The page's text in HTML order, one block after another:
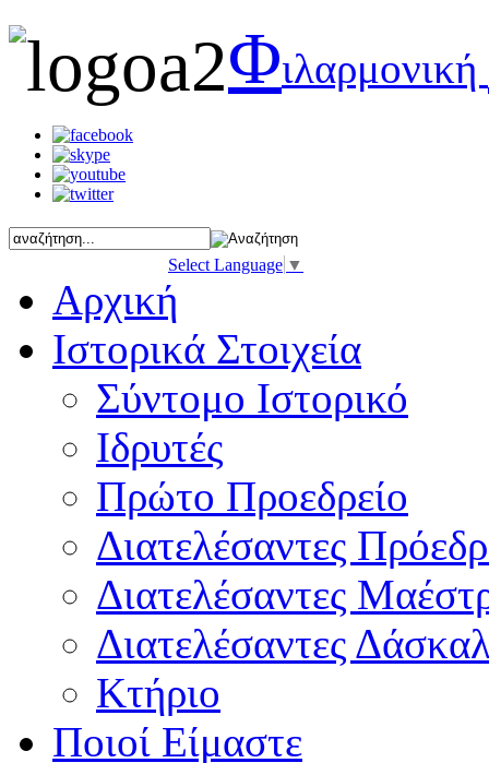
Φιλαρμονική
Select Language ▼
Αρχική
Ιστορικά Στοιχεία
Σύντομο Ιστορικό
Ιδρυτές
Πρώτο Προεδρείο
Διατελέσαντες
Διατελέσαντες
Διατελέσαντες
Κτήριο
Ποιοί Είμαστε